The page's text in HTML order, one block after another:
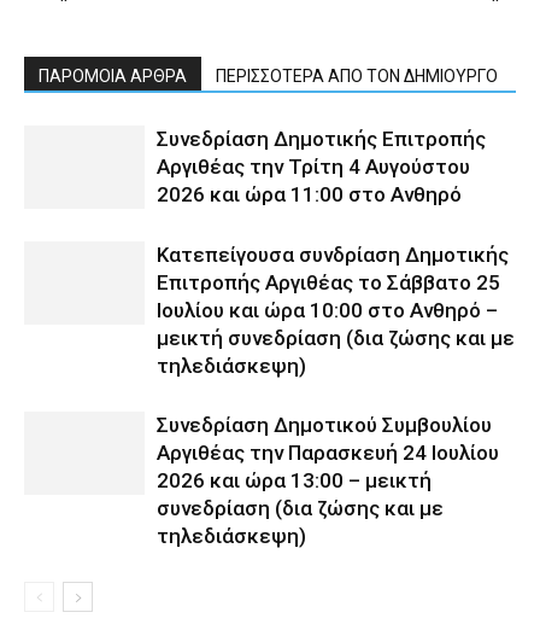
ΠΑΡΟΜΟΙΑ ΑΡΘΡΑ ΠΕΡΙΣΣΟΤΕΡΑ ΑΠΟ ΤΟΝ ΔΗΜΙΟΥΡΓΟ
Συνεδρίαση Δημοτικής Επιτροπής
Αργιθέας την Τρίτη 4 Αυγούστου
2026 και ώρα 11:00 στο Ανθηρό
Κατεπείγουσα συνδρίαση Δημοτικής
Επιτροπής Αργιθέας το Σάββατο 25
Ιουλίου και ώρα 10:00 στο Ανθηρό –
μεικτή συνεδρίαση (δια ζώσης και με
τηλεδιάσκεψη)
Συνεδρίαση Δημοτικού Συμβουλίου
Αργιθέας την Παρασκευή 24 Ιουλίου
2026 και ώρα 13:00 – μεικτή
συνεδρίαση (δια ζώσης και με
τηλεδιάσκεψη)